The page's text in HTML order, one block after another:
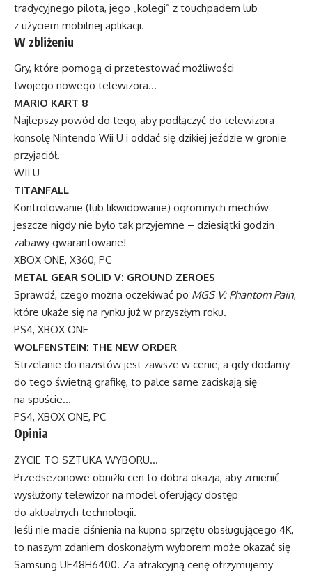
tradycyjnego pilota, jego „kolegi” z touchpadem lub
z użyciem mobilnej aplikacji.
W zbliżeniu
Gry, które pomogą ci przetestować możliwości
twojego nowego telewizora…
MARIO KART 8
Najlepszy powód do tego, aby podłączyć do telewizora
konsolę Nintendo Wii U i oddać się dzikiej jeździe w gronie
przyjaciół.
WII U
TITANFALL
Kontrolowanie (lub likwidowanie) ogromnych mechów
jeszcze nigdy nie było tak przyjemne – dziesiątki godzin
zabawy gwarantowane!
XBOX ONE, X360, PC
METAL GEAR SOLID V: GROUND ZEROES
Sprawdź, czego można oczekiwać po MGS V: Phantom Pain,
które ukaże się na rynku już w przyszłym roku.
PS4, XBOX ONE
WOLFENSTEIN: THE NEW ORDER
Strzelanie do nazistów jest zawsze w cenie, a gdy dodamy
do tego świetną grafikę, to palce same zaciskają się
na spuście…
PS4, XBOX ONE, PC
Opinia
ŻYCIE TO SZTUKA WYBORU…
Przedsezonowe obniżki cen to dobra okazja, aby zmienić
wysłużony telewizor na model oferujący dostęp
do aktualnych technologii.
Jeśli nie macie ciśnienia na kupno sprzętu obsługującego 4K,
to naszym zdaniem doskonałym wyborem może okazać się
Samsung UE48H6400. Za atrakcyjną cenę otrzymujemy